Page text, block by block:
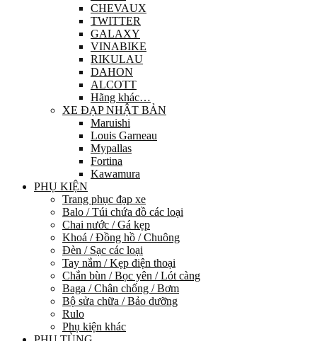
CHEVAUX
TWITTER
GALAXY
VINABIKE
RIKULAU
DAHON
ALCOTT
Hãng khác…
XE ĐẠP NHẬT BẢN
Maruishi
Louis Garneau
Mypallas
Fortina
Kawamura
PHỤ KIỆN
Trang phục đạp xe
Balo / Túi chứa đồ các loại
Chai nước / Gá kẹp
Khoá / Đồng hồ / Chuông
Đèn / Sạc các loại
Tay nắm / Kẹp điện thoại
Chắn bùn / Bọc yên / Lót càng
Baga / Chân chống / Bơm
Bộ sửa chữa / Bảo dưỡng
Rulo
Phụ kiện khác